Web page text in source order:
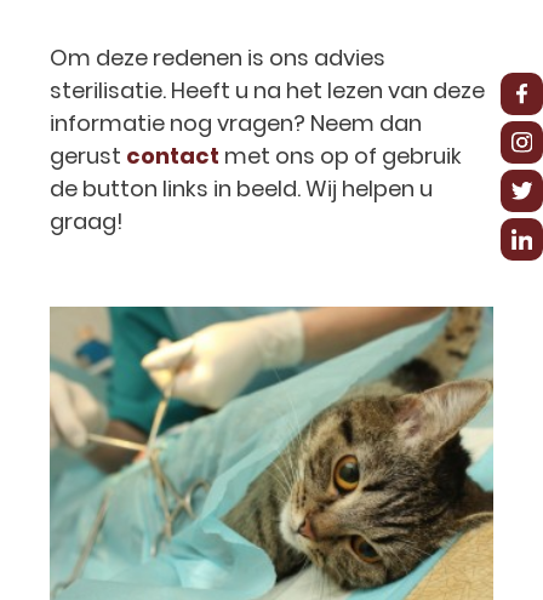
Om deze redenen is ons advies
sterilisatie. Heeft u na het lezen van deze
informatie nog vragen? Neem dan
gerust contact met ons op of gebruik
de button links in beeld. Wij helpen u
graag!